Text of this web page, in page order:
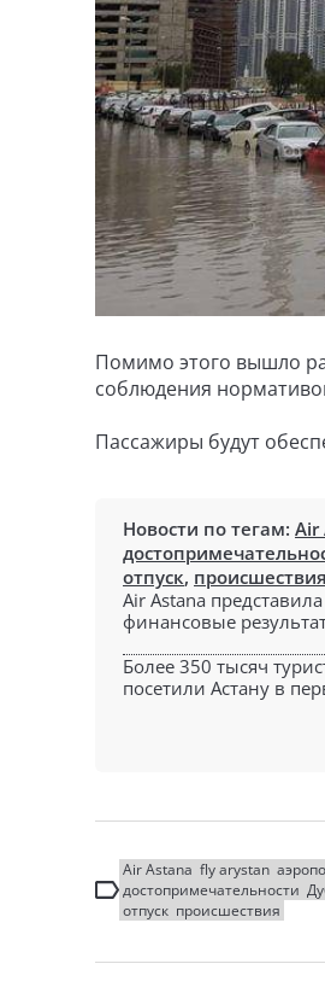
Помимо этого вышло
соблюдения
Пассажиры будут
Новости по тегам: Air
отпуск, происшествия
Air Astana представила
финансовые
Более 350 тысяч
посетили Астану в
Air Astana fly arystan
достопримечательности
отпуск происшествия